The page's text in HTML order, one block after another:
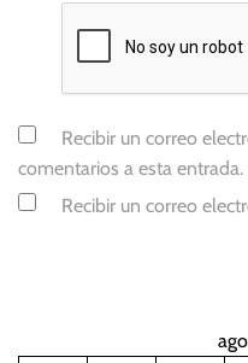
r
Recibir un correo
comentarios a esta entrada.
Recibir un correo